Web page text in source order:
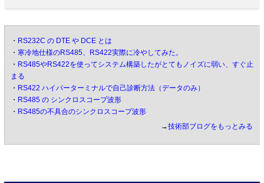
・ RS232C の DTE や DCE とは
・ 寒冷地仕様のRS485、RS422実際に冷やしてみた。
・ RS485やRS422を使ってシステム構築したがとてもノイズに弱い、すぐ止
まる
・ RS422 ハイパーターミナルで自己診断方法（データのみ）
・ RS485 の シンクロスコープ波形
・ RS485の不具合のシンクロスコープ波形
→技術部ブログをもっとみる